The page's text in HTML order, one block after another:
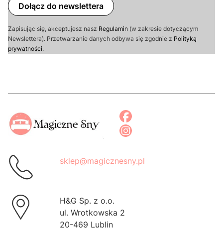
Dołącz do newslettera
Zapisując się, akceptujesz nasz Regulamin (w zakresie dotyczącym
Newslettera). Przetwarzanie danych odbywa się zgodnie z Polityką
prywatności.
sklep@magicznesny.pl
H&G Sp. z o.o.
ul. Wrotkowska 2
20-469 Lublin